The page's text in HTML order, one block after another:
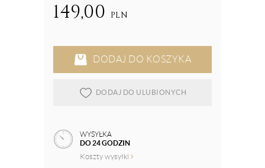
149,00 PLN
DODAJ DO KOSZYKA
DODAJ DO ULUBIONYCH
WYSYŁKA
DO 24 GODZIN
Koszty wysyłki